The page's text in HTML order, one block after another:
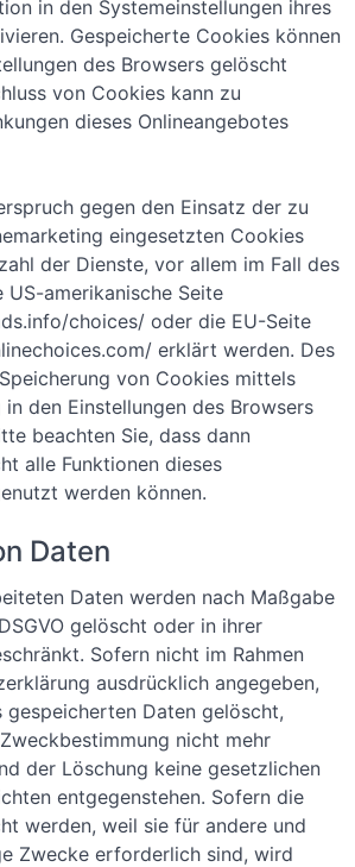
in den Systemeinstellungen ihres
Gespeicherte Cookies können
des Browsers gelöscht
von Cookies kann zu
dieses Onlineangebotes
gegen den Einsatz der zu
eingesetzten Cookies
der Dienste, vor allem im Fall des
US-amerikanische Seite
choices/ oder die EU-Seite
erklärt werden. Des
von Cookies mittels
den Einstellungen des Browsers
beachten Sie, dass dann
alle Funktionen dieses
werden können.
Daten
Daten werden nach Maßgabe
gelöscht oder in ihrer
Sofern nicht im Rahmen
ausdrücklich angegeben,
gespeicherten Daten gelöscht,
nicht mehr
der Löschung keine gesetzlichen
entgegenstehen. Sofern die
werden, weil sie für andere und
Zwecke erforderlich sind, wird